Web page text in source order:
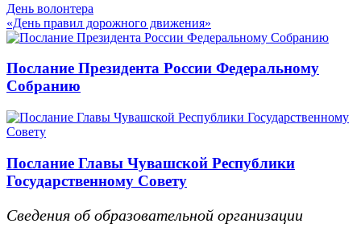
День волонтера
«День правил дорожного движения»
Послание Президента России Федеральному
Собранию
Послание Главы Чувашской Республики
Государственному Совету
Сведения об образовательной организации